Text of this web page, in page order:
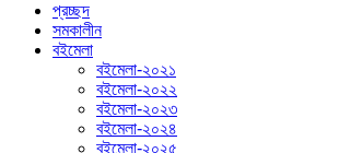
প্রচ্ছদ
সমকালীন
বইমেলা
বইমেলা-২০২১
বইমেলা-২০২২
বইমেলা-২০২৩
বইমেলা-২০২৪
বইমেলা-২০২৫